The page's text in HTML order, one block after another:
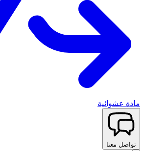
مادة عشوائية
تواصل معنا